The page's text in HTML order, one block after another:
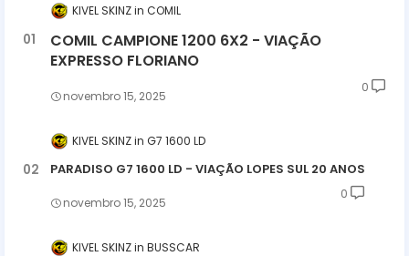
KIVEL SKINZ COMIL
COMIL CAMPIONE 1200 6X2 - VIAÇÃO
EXPRESSO FLORIANO
novembro 15, 2025
0
KIVEL SKINZ G7 1600 LD
PARADISO G7 1600 LD - VIAÇÃO LOPES SUL 20 ANOS
novembro 15, 2025
0
KIVEL SKINZ BUSSCAR